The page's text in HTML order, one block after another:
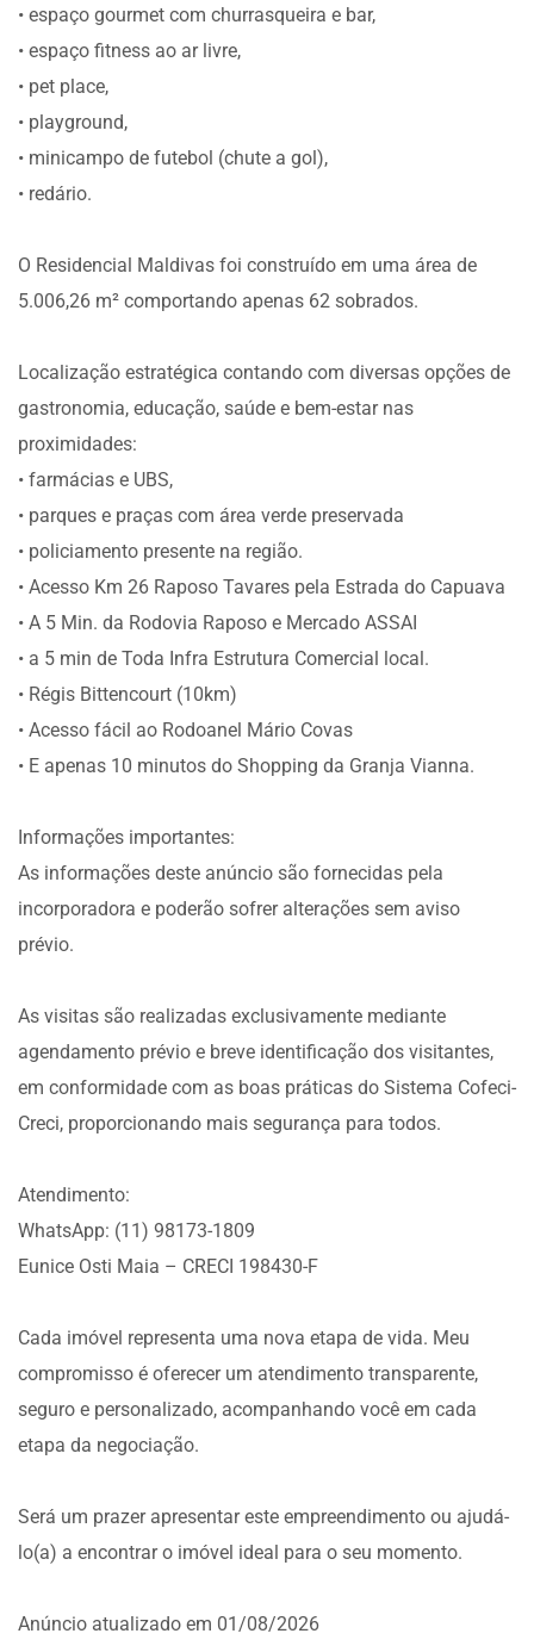
• espaço gourmet com churrasqueira e bar,
• espaço fitness ao ar livre,
• pet place,
• playground,
• minicampo de futebol (chute a gol),
• redário.
O Residencial Maldivas foi construído em uma área de
5.006,26 m² comportando apenas 62 sobrados.
Localização estratégica contando com diversas opções de
gastronomia, educação, saúde e bem-estar nas
proximidades:
• farmácias e UBS,
• parques e praças com área verde preservada
• policiamento presente na região.
• Acesso Km 26 Raposo Tavares pela Estrada do Capuava
• A 5 Min. da Rodovia Raposo e Mercado ASSAI
• a 5 min de Toda Infra Estrutura Comercial local.
• Régis Bittencourt (10km)
• Acesso fácil ao Rodoanel Mário Covas
• E apenas 10 minutos do Shopping da Granja Vianna.
Informações importantes:
As informações deste anúncio são fornecidas pela
incorporadora e poderão sofrer alterações sem aviso
prévio.
As visitas são realizadas exclusivamente mediante
agendamento prévio e breve identificação dos visitantes,
em conformidade com as boas práticas do Sistema Cofeci-
Creci, proporcionando mais segurança para todos.
Atendimento:
WhatsApp: (11) 98173-1809
Eunice Osti Maia – CRECI 198430-F
Cada imóvel representa uma nova etapa de vida. Meu
compromisso é oferecer um atendimento transparente,
seguro e personalizado, acompanhando você em cada
etapa da negociação.
Será um prazer apresentar este empreendimento ou ajudá-
lo(a) a encontrar o imóvel ideal para o seu momento.
Anúncio atualizado em 01/08/2026